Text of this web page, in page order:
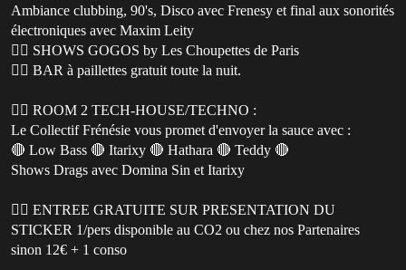
Ambiance clubbing, 90's, Disco avec Frenesy et final aux sonorités
électroniques avec Maxim Leity
🏳️‍🌈 SHOWS GOGOS by Les Choupettes de Paris
🏳️‍🌈 BAR à paillettes gratuit toute la nuit.
🏳️‍🌈 ROOM 2 TECH-HOUSE/TECHNO :
Le Collectif Frénésie vous promet d'envoyer la sauce avec :
🔴 Low Bass 🔴 Itarixy 🔴 Hathara 🔴 Teddy 🔴
Shows Drags avec Domina Sin et Itarixy
🏳️‍🌈 ENTREE GRATUITE SUR PRESENTATION DU
STICKER 1/pers disponible au CO2 ou chez nos Partenaires
sinon 12€ + 1 conso